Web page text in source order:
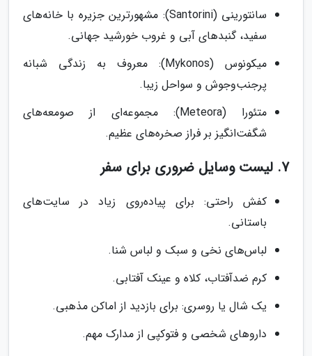
سانتورینی (Santorini): مشهورترین جزیره با خانه‌های
سفید، گنبدهای آبی و غروب خورشید جهانی.
میکونوس (Mykonos): معروف به زندگی شبانه
پرجنب‌وجوش و سواحل زیبا.
متئورا (Meteora): مجموعه‌ای از صومعه‌های
شگفت‌انگیز بر فراز صخره‌های عظیم.
7. لیست وسایل ضروری برای سفر
کفش راحتی: برای پیاده‌روی زیاد در سایت‌های
باستانی.
لباس‌های نخی و سبک و لباس شنا.
کرم ضدآفتاب، کلاه و عینک آفتابی.
یک شال یا روسری: برای بازدید از اماکن مذهبی.
داروهای شخصی و فتوکپی از مدارک مهم.